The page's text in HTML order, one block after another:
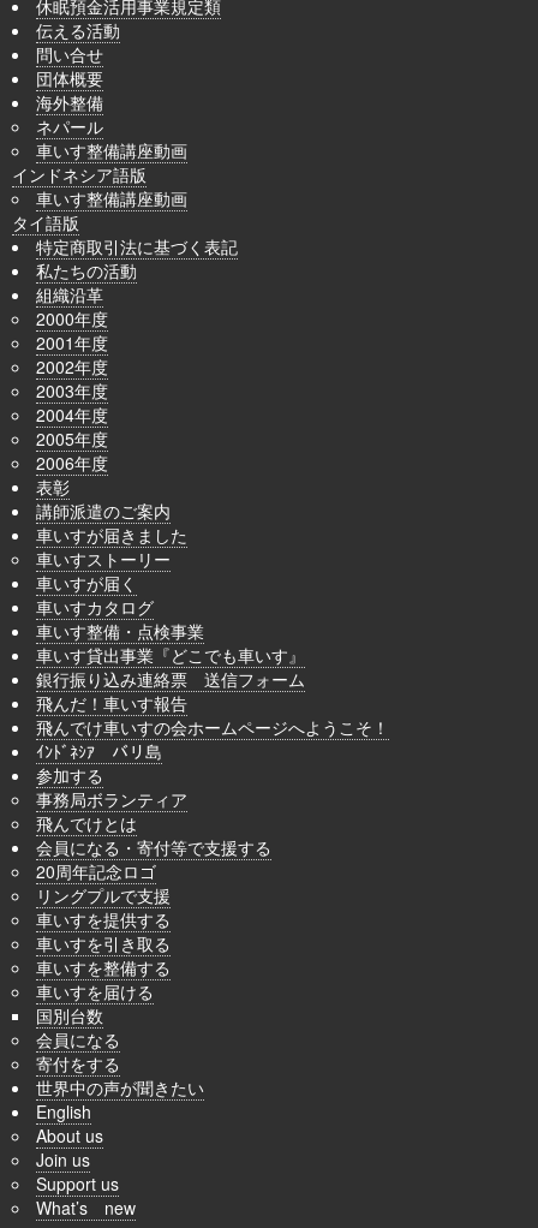
休眠預金活用事業規定類
伝える活動
問い合せ
団体概要
海外整備
ネパール
車いす整備講座動画
インドネシア語版
車いす整備講座動画
タイ語版
特定商取引法に基づく表記
私たちの活動
組織沿革
2000年度
2001年度
2002年度
2003年度
2004年度
2005年度
2006年度
表彰
講師派遣のご案内
車いすが届きました
車いすストーリー
車いすが届く
車いすカタログ
車いす整備・点検事業
車いす貸出事業『どこでも車いす』
銀行振り込み連絡票 送信フォーム
飛んだ！車いす報告
飛んでけ車いすの会ホームページへようこそ！
ｲﾝﾄﾞﾈｼｱ バリ島
参加する
事務局ボランティア
飛んでけとは
会員になる・寄付等で支援する
20周年記念ロゴ
リングプルで支援
車いすを提供する
車いすを引き取る
車いすを整備する
車いすを届ける
国別台数
会員になる
寄付をする
世界中の声が聞きたい
English
About us
Join us
Support us
What’s new